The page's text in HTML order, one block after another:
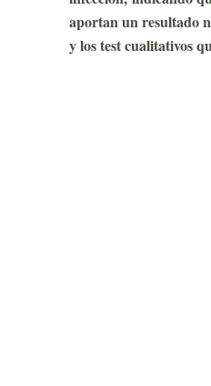
aportan un resultado
y los test cualitativos